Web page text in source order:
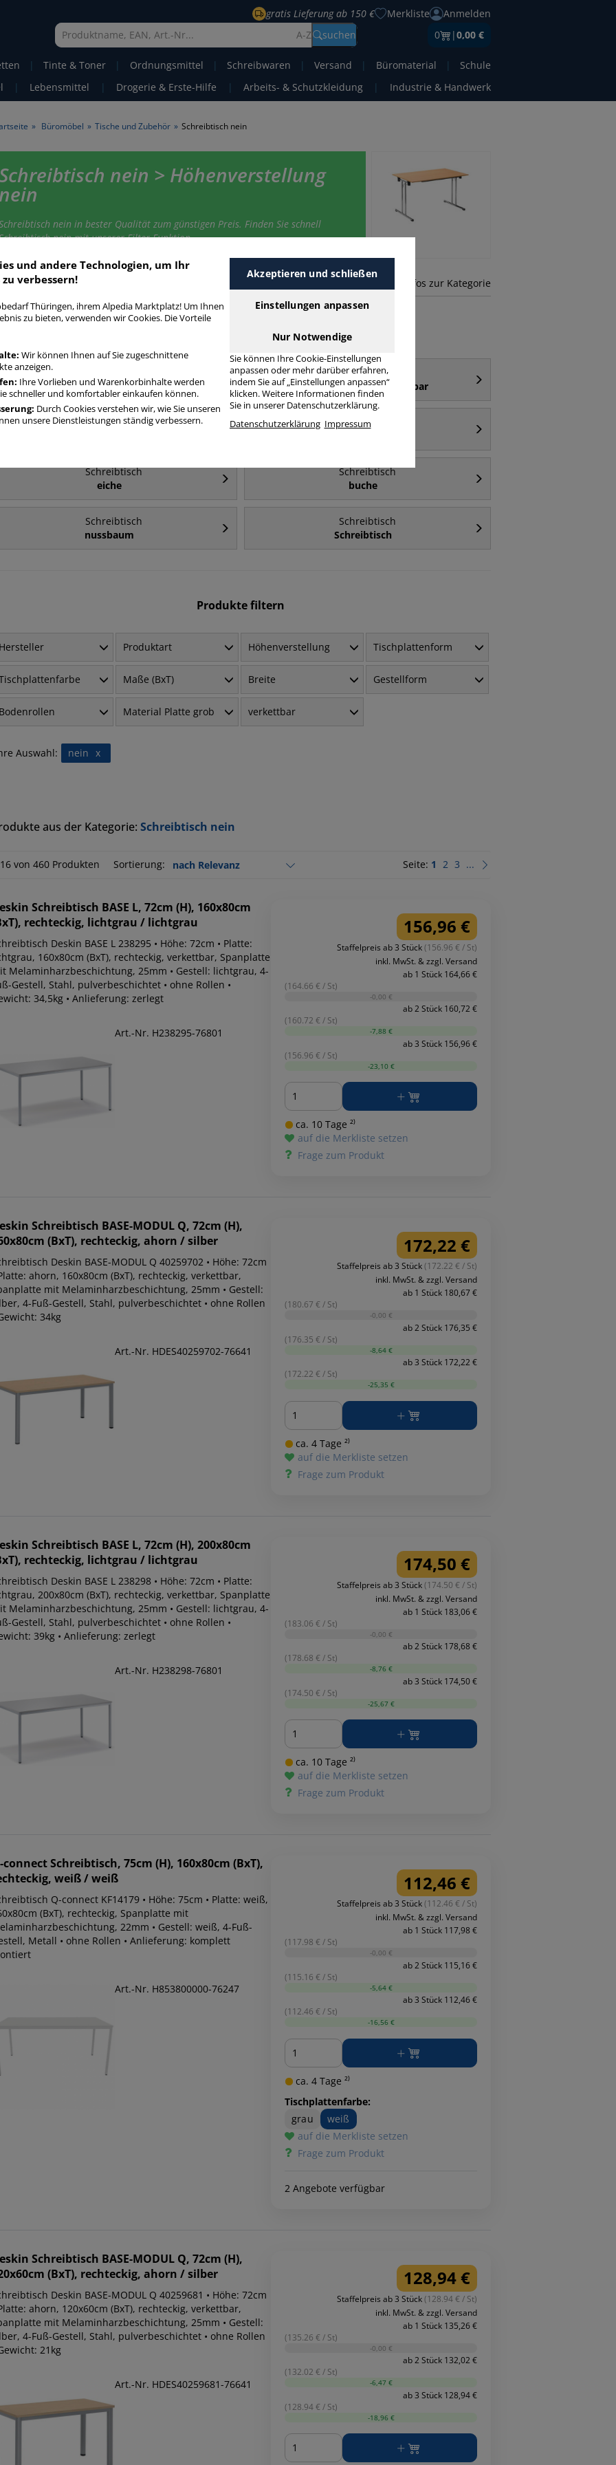
gratis Lieferung ab 150 € Merkliste
Anmelden
A-Z
suchen 0 |0,00 €
| Tinte & Toner | Ordnungsmittel | Schreibwaren | Versand | Büromaterial |
Schule
| Lebensmittel | Drogerie & Erste-Hilfe | Arbeits- & Schutzkleidung | Industrie & Handwerk
» Büromöbel » Tische und Zubehör » Schreibtisch nein
nein > Höhenverstellung
nein
nein in bester Qualität zum günstigen Preis. Finden Sie schnell
nein mit unserer Filter-Funktion.
nein mehr Infos zur Kategorie
Häufig gesucht
180cm
Schreibtisch
elektrisch höhenverstellbar
Schreibtisch
Schreibtisch
Schreibtisch
eiche
Schreibtisch
buche
Schreibtisch
nussbaum
Schreibtisch
Schreibtisch
Produkte filtern
Hersteller Produktart Höhenverstellung Tischplattenform
Maße (BxT) Breite Gestellform
Bodenrollen Material Platte grob verkettbar
Auswahl: x
nein
aus der Kategorie: Schreibtisch nein
von 460 Produkten Sortierung: Seite: 1 2 3 ...
Schreibtisch BASE L, 72cm (H), 160x80cm
rechteckig, lichtgrau / lichtgrau
Deskin BASE L 238295 • Höhe: 72cm • Platte:
160x80cm (BxT), rechteckig, verkettbar, Spanplatte
Melaminharzbeschichtung, 25mm • Gestell: lichtgrau, 4-
Gestell, Stahl, pulverbeschichtet • ohne Rollen •
34,5kg • Anlieferung: zerlegt
Art.-Nr. H238295-76801
156,96 €
Staffelpreis ab 3 Stück(156.96 € / St)
inkl. MwSt. & zzgl. Versand
ab 1 Stück 164,66 €
(164.66 € / St)
-0,00 €
ab 2 Stück 160,72 €
(160.72 € / St)
-7,88 €
ab 3 Stück 156,96 €
(156.96 € / St)
-23,10 €
Menge
ca. 10 Tage ²⁾
auf die Merkliste setzen
Frage zum Produkt
Schreibtisch BASE-MODUL Q, 72cm (H),
(BxT), rechteckig, ahorn / silber
Deskin BASE-MODUL Q 40259702 • Höhe: 72cm
ahorn, 160x80cm (BxT), rechteckig, verkettbar,
mit Melaminharzbeschichtung, 25mm • Gestell:
4-Fuß-Gestell, Stahl, pulverbeschichtet • ohne Rollen
34kg
Art.-Nr. HDES40259702-76641
172,22 €
Staffelpreis ab 3 Stück(172.22 € / St)
inkl. MwSt. & zzgl. Versand
ab 1 Stück 180,67 €
(180.67 € / St)
-0,00 €
ab 2 Stück 176,35 €
(176.35 € / St)
-8,64 €
ab 3 Stück 172,22 €
(172.22 € / St)
-25,35 €
Menge
ca. 4 Tage ²⁾
auf die Merkliste setzen
Frage zum Produkt
Schreibtisch BASE L, 72cm (H), 200x80cm
rechteckig, lichtgrau / lichtgrau
Deskin BASE L 238298 • Höhe: 72cm • Platte:
200x80cm (BxT), rechteckig, verkettbar, Spanplatte
Melaminharzbeschichtung, 25mm • Gestell: lichtgrau, 4-
Gestell, Stahl, pulverbeschichtet • ohne Rollen •
39kg • Anlieferung: zerlegt
Art.-Nr. H238298-76801
174,50 €
Staffelpreis ab 3 Stück(174.50 € / St)
inkl. MwSt. & zzgl. Versand
ab 1 Stück 183,06 €
(183.06 € / St)
-0,00 €
ab 2 Stück 178,68 €
(178.68 € / St)
-8,76 €
ab 3 Stück 174,50 €
(174.50 € / St)
-25,67 €
Menge
ca. 10 Tage ²⁾
auf die Merkliste setzen
Frage zum Produkt
connect Schreibtisch, 75cm (H), 160x80cm (BxT),
weiß / weiß
Q-connect KF14179 • Höhe: 75cm • Platte: weiß,
(BxT), rechteckig, Spanplatte mit
22mm • Gestell: weiß, 4-Fuß-
Metall • ohne Rollen • Anlieferung: komplett
Art.-Nr. H853800000-76247
112,46 €
Staffelpreis ab 3 Stück(112.46 € / St)
inkl. MwSt. & zzgl. Versand
ab 1 Stück 117,98 €
(117.98 € / St)
-0,00 €
ab 2 Stück 115,16 €
(115.16 € / St)
-5,64 €
ab 3 Stück 112,46 €
(112.46 € / St)
-16,56 €
Menge
ca. 4 Tage ²⁾
Tischplattenfarbe:
grau
weiß
auf die Merkliste setzen
Frage zum Produkt
2 Angebote verfügbar
Schreibtisch BASE-MODUL Q, 72cm (H),
(BxT), rechteckig, ahorn / silber
Deskin BASE-MODUL Q 40259681 • Höhe: 72cm
ahorn, 120x60cm (BxT), rechteckig, verkettbar,
mit Melaminharzbeschichtung, 25mm • Gestell:
4-Fuß-Gestell, Stahl, pulverbeschichtet • ohne Rollen
21kg
Art.-Nr. HDES40259681-76641
128,94 €
Staffelpreis ab 3 Stück(128.94 € / St)
inkl. MwSt. & zzgl. Versand
ab 1 Stück 135,26 €
(135.26 € / St)
-0,00 €
ab 2 Stück 132,02 €
(132.02 € / St)
-6,47 €
ab 3 Stück 128,94 €
(128.94 € / St)
-18,96 €
Menge
und andere Technologien, um Ihr
verbessern!
Thüringen, ihrem Alpedia Marktplatz! Um Ihnen
zu bieten, verwenden wir Cookies. Die Vorteile
Wir können Ihnen auf Sie zugeschnittene
anzeigen.
Ihre Vorlieben und Warenkorbinhalte werden
schneller und komfortabler einkaufen können.
Durch Cookies verstehen wir, wie Sie unseren
unsere Dienstleistungen ständig verbessern.
Akzeptieren und schließen
Einstellungen anpassen
Nur Notwendige
Sie können Ihre Cookie-Einstellungen
anpassen oder mehr darüber erfahren,
indem Sie auf „Einstellungen anpassen“
klicken. Weitere Informationen finden
Sie in unserer Datenschutzerklärung.
Datenschutzerklärung Impressum